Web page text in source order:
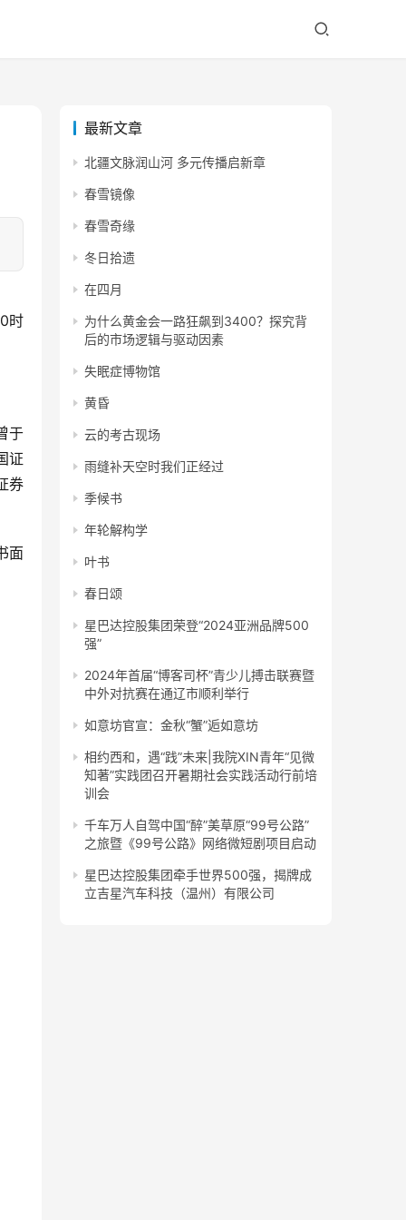
证
券
最新文章
北疆文脉润山河 多元传播启新章
春雪镜像
春雪奇缘
冬日拾遗
在四月
为什么黄金会一路狂飙到3400？探究背
后的市场逻辑与驱动因素
失眠症博物馆
黄昏
云的考古现场
雨缝补天空时我们正经过
季候书
年轮解构学
叶书
春日颂
星巴达控股集团荣登“2024亚洲品牌500
强”
2024年首届“博客司杯”青少儿搏击联赛暨
中外对抗赛在通辽市顺利举行
如意坊官宣：金秋“蟹”逅如意坊
相约西和，遇“践”未来|我院XIN青年“见微
知著”实践团召开暑期社会实践活动行前培
训会
千车万人自驾中国“醉”美草原“99号公路”
之旅暨《99号公路》网络微短剧项目启动
星巴达控股集团牵手世界500强，揭牌成
立吉星汽车科技（温州）有限公司